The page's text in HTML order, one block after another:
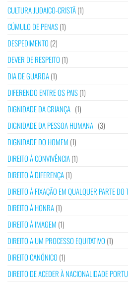
CULTURA JUDAICO-CRISTÃ(1)
CÚMULO DE PENAS(1)
DESPEDIMENTO (2)
DEVER DE RESPEITO (1)
DIA DE GUARDA(1)
DIFERENDO ENTRE OS PAIS(1)
DIGNIDADE DA CRIANÇA (1)
DIGNIDADE DA PESSOA HUMANA (3)
DIGNIDADE DO HOMEM (1)
DIREITO À CONVIVÊNCIA(1)
DIREITO À DIFERENÇA(1)
DIREITO À FIXAÇÃO EM QUALQUER PARTE DO
DIREITO À HONRA(1)
DIREITO À IMAGEM (1)
DIREITO A UM PROCESSO EQUITATIVO (1)
DIREITO CANÓNICO (1)
DIREITO DE ACEDER À NACIONALIDADE